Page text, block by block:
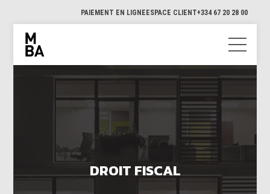
PAIEMENT EN LIGNEESPACE CLIENT+334 67 20 28 00
DROIT FISCAL